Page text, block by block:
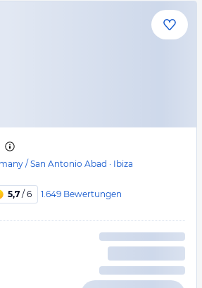
/ San Antonio Abad · Ibiza
5,7 / 6 1.649 Bewertungen